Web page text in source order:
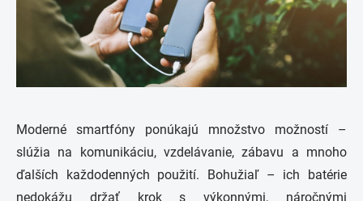
Moderné smartfóny ponúkajú množstvo možností –
slúžia na komunikáciu, vzdelávanie, zábavu a mnoho
ďalších každodenných použití. Bohužiaľ – ich batérie
nedokážu držať krok s výkonnými, náročnými